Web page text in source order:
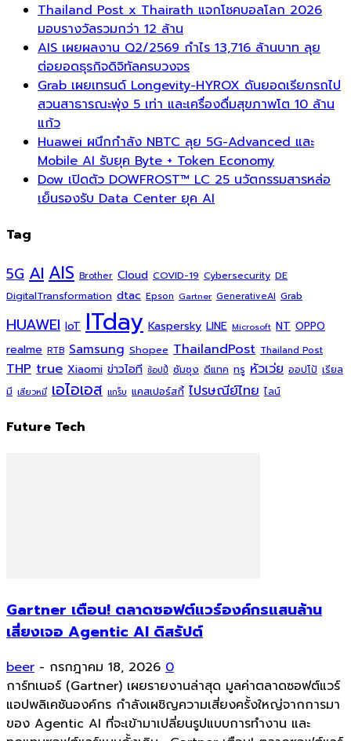
Thailand Post x Thairath แจกโชคบอลโลก 2026
มอบรางวัลรวมกว่า 12 ล้าน
AIS เผยผลงาน Q2/2569 กำไร 13,716 ล้านบาท ลุย
ต่อยอดธุรกิจดิจิทัลครบวงจร
Grab เผยเทรนด์ Longevity-HYROX ดันยอดเรียกรถไป
สวนสาธารณะพุ่ง 5 เท่า และเครื่องดื่มสุขภาพโต 10 ล้าน
แก้ว
Huawei ผนึกกำลัง NBTC ลุย 5G-Advanced และ
Mobile AI รับยุค Byte + Token Economy
Dow เปิดตัว DOWFROST™ LC 25 นวัตกรรมสารหล่อ
เย็นรองรับ Data Center ยุค AI
Tag
5G AI AIS Brother Cloud COVID-19 Cybersecurity DE
DigitalTransformation dtac Epson Gartner GenerativeAI Grab
HUAWEI IoT ITday Kaspersky LINE Microsoft NT OPPO
realme RTB Samsung Shopee ThailandPost Thailand Post
THP true Xiaomi ข่าวไอที ช้อปปี้ ซัมซุง ดีแทค ทรู หัวเว่ย ออปโป้ เรียล
มี เสียวหมี่ เอไอเอส แกร็บ แคสเปอร์สกี้ ไปรษณีย์ไทย ไลน์
Future Tech
Gartner เตือน! ตลาดซอฟต์แวร์องค์กรแสนล้าน
เสี่ยงเจอ Agentic AI ดิสรัปต์
beer - กรกฎาคม 18, 2026 0
การ์ทเนอร์ (Gartner) เผยรายงานล่าสุด มูลค่าตลาดซอฟต์แวร์
แอปพลิเคชันองค์กร กำลังเผชิญความเสี่ยงครั้งใหญ่จากการมา
ของ Agentic AI ที่จะเข้ามาเปลี่ยนรูปแบบการทำงาน และ